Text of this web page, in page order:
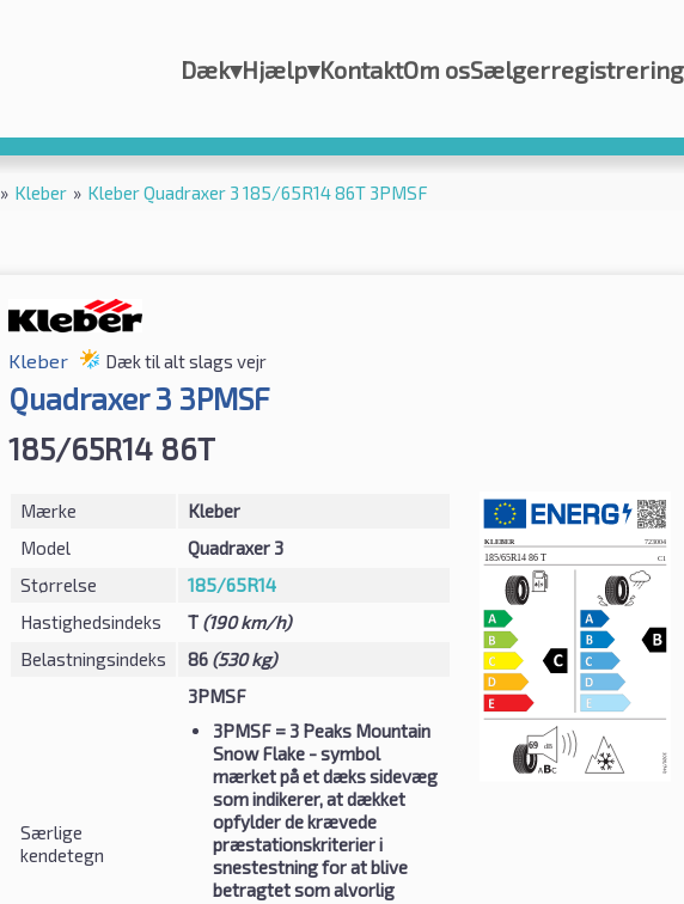
Dæk▾Hjælp▾KontaktOm osSælgerregistrering
» Kleber » Kleber Quadraxer 3 185/65R14 86T 3PMSF
Kleber Dæk til alt slags vejr
Quadraxer 3 3PMSF
185/65R14 86T
Mærke
Kleber
Model
Quadraxer 3
Størrelse
185/65R14
Hastighedsindeks
T (190 km/h)
Belastningsindeks
86 (530 kg)
Særlige
kendetegn
3PMSF
3PMSF= 3 Peaks Mountain
Snow Flake - symbol
mærket på et dæks sidevæg
som indikerer, at dækket
opfylder de krævede
præstationskriterier i
snestestning for at blive
betragtet som alvorlig